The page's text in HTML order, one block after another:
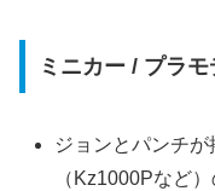
ミニカー / プラモ
ジョンとパンチ
（Kz1000Pなど